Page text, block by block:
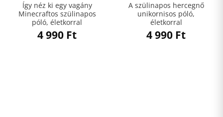
Így néz ki egy vagány
Minecraftos szülinapos
póló, életkorral
4 990 Ft
A szülinapos hercegnő
unikornisos póló,
életkorral
4 990 Ft